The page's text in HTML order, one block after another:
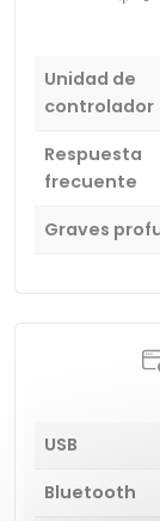
Unidad de
controlador
Respuesta
frecuente
Graves
USB
Bluetooth